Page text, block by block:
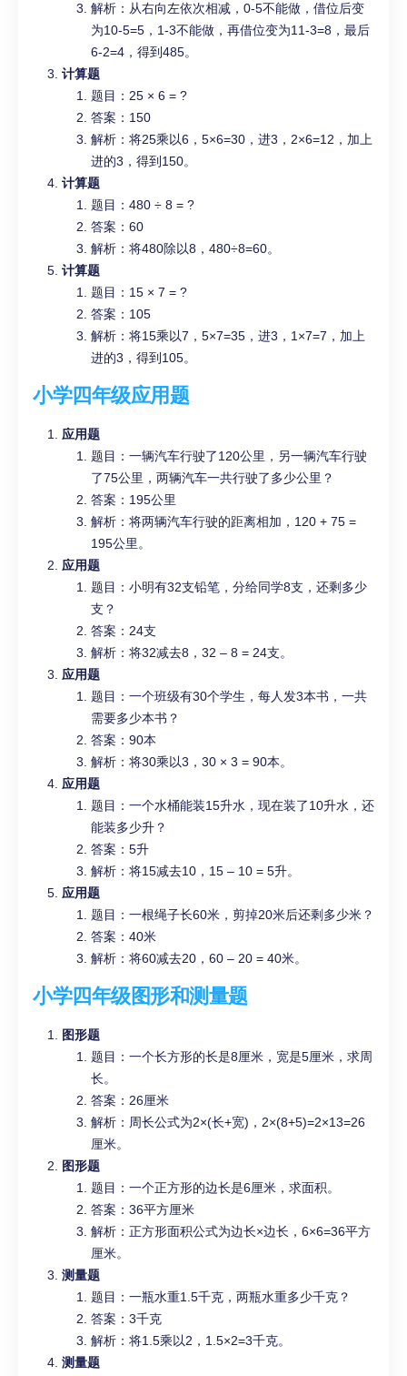
解析：从右向左依次相减，0-5不能做，借位后变
为10-5=5，1-3不能做，再借位变为11-3=8，最后
6-2=4，得到485。
计算题
题目：25 × 6 = ?
答案：150
解析：将25乘以6，5×6=30，进3，2×6=12，加上
进的3，得到150。
计算题
题目：480 ÷ 8 = ?
答案：60
解析：将480除以8，480÷8=60。
计算题
题目：15 × 7 = ?
答案：105
解析：将15乘以7，5×7=35，进3，1×7=7，加上
进的3，得到105。
小学四年级应用题
应用题
题目：一辆汽车行驶了120公里，另一辆汽车行驶
了75公里，两辆汽车一共行驶了多少公里？
答案：195公里
解析：将两辆汽车行驶的距离相加，120 + 75 =
195公里。
应用题
题目：小明有32支铅笔，分给同学8支，还剩多少
支？
答案：24支
解析：将32减去8，32 – 8 = 24支。
应用题
题目：一个班级有30个学生，每人发3本书，一共
需要多少本书？
答案：90本
解析：将30乘以3，30 × 3 = 90本。
应用题
题目：一个水桶能装15升水，现在装了10升水，还
能装多少升？
答案：5升
解析：将15减去10，15 – 10 = 5升。
应用题
题目：一根绳子长60米，剪掉20米后还剩多少米？
答案：40米
解析：将60减去20，60 – 20 = 40米。
小学四年级图形和测量题
图形题
题目：一个长方形的长是8厘米，宽是5厘米，求周
长。
答案：26厘米
解析：周长公式为2×(长+宽)，2×(8+5)=2×13=26
厘米。
图形题
题目：一个正方形的边长是6厘米，求面积。
答案：36平方厘米
解析：正方形面积公式为边长×边长，6×6=36平方
厘米。
测量题
题目：一瓶水重1.5千克，两瓶水重多少千克？
答案：3千克
解析：将1.5乘以2，1.5×2=3千克。
测量题